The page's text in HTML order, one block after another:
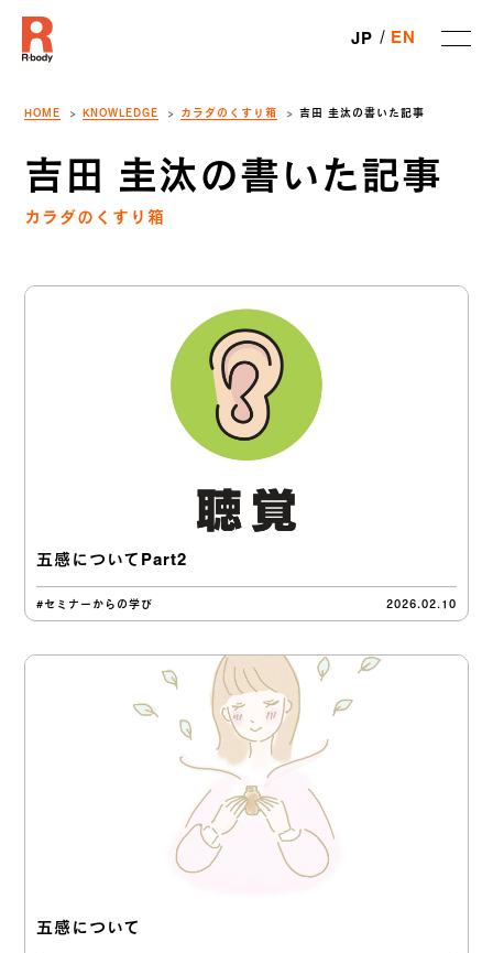
JP EN
HOME KNOWLEDGE カラダのくすり箱 吉田 圭汰の書いた記事
吉田 圭汰の書いた記事
カラダのくすり箱
五感についてPart2
#セミナーからの学び 2026.02.10
五感について